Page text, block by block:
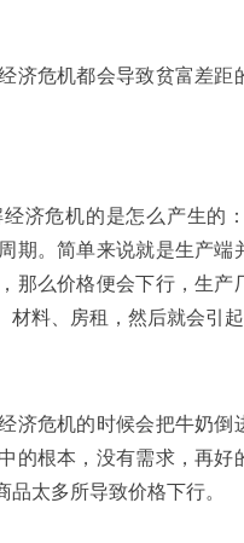
济危机都会导致贫富差
济危机的是怎么产生的
期。简单来说就是生产
那么价格便会下行，生
材料、房租，然后就会引
济危机的时候会把牛奶
的根本，没有需求，再
太多所导致价格下行。